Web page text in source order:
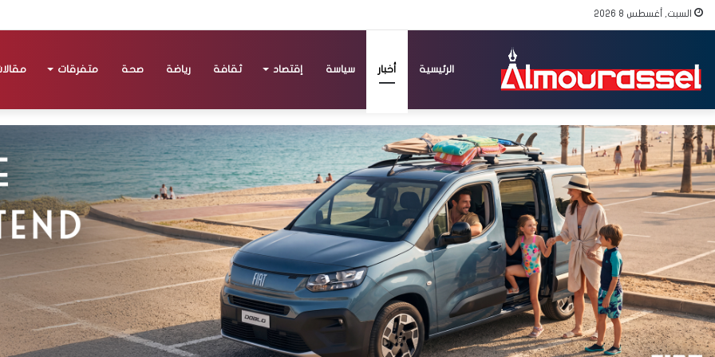
السبت, أغسطس 8 2026
الرئيسية أخبار سياسة إقتصاد ثقافة رياضة صحة متفرقات